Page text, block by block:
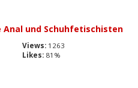
und Schuhfetischisten
Views: 1263
Likes: 81%